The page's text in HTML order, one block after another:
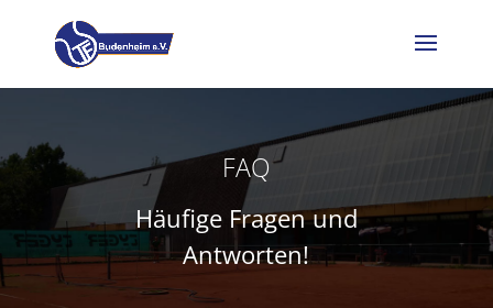
FAQ
Häufige Fragen und
Antworten!